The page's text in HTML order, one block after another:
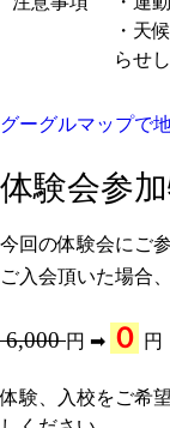
・天
らせ
グーグルマップで
体験会参
今回の体験会にご
ご入会頂いた場合
6,000円 ➡︎ ０ 円
体験、入校をご希